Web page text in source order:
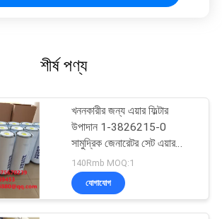
শীর্ষ পণ্য
খননকারীর জন্য এয়ার ফিল্টার
উপাদান 1-3826215-0
সামুদ্রিক জেনারেটর সেট এয়ার
ফিল্টার উপাদান 1-382615
ইঞ্জিনিয়ারিং যন্ত্রপাতি 3826215
140Rmb MOQ:1
যোগাযোগ